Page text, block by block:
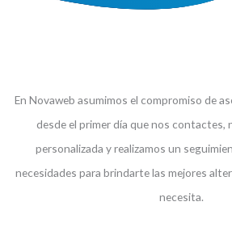
En Novaweb asumimos el compromiso de
desde el primer día que nos contactes,
personalizada y realizamos un
necesidades para brindarte las mejores
necesita.